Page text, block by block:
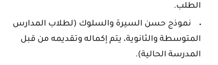
الطلب.
نموذج حسن السيرة والسلوك (لطلاب المدارس
المتوسطة والثانوية، يتم إكماله وتقديمه من قبل
المدرسة الحالية).